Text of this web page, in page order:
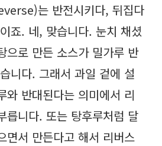
는 반전시키다, 뒤집다
죠. 네, 맞습니다. 눈치 채셨
으로 만든 소스가 밀가루 반
니다. 그래서 과일 겉에 설
와 반대된다는 의미에서 리
릅니다. 또는 탕후루처럼 달
면서 만든다고 해서 리버스